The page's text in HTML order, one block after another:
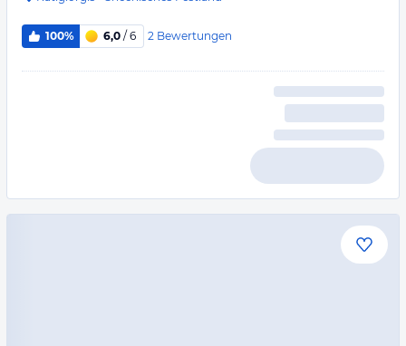
100% 6,0 / 6 2 Bewertungen